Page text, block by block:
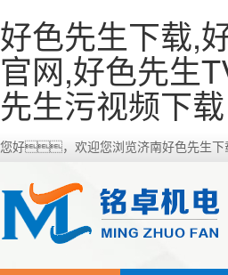
好色先生下载,
官网,好色先生
先生污视频下载
您好，欢迎您浏览济南好色先生